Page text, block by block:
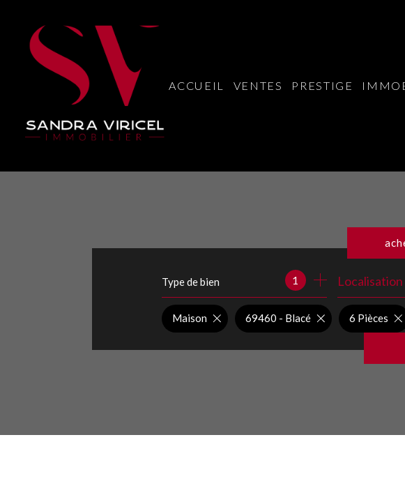
ACCUEIL VENTES PRESTIGE
de
du
Type de bien 1 Localisation
Maison 69460 - Blacé 6 Pièces